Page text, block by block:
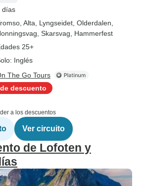
días
, Alta , Lyngseidet , Olderdalen
, Skarsvag , Hammerfest
25+
Inglés
The Go Tours
descuento
a los descuentos
Ver circuito
de Lofoten y